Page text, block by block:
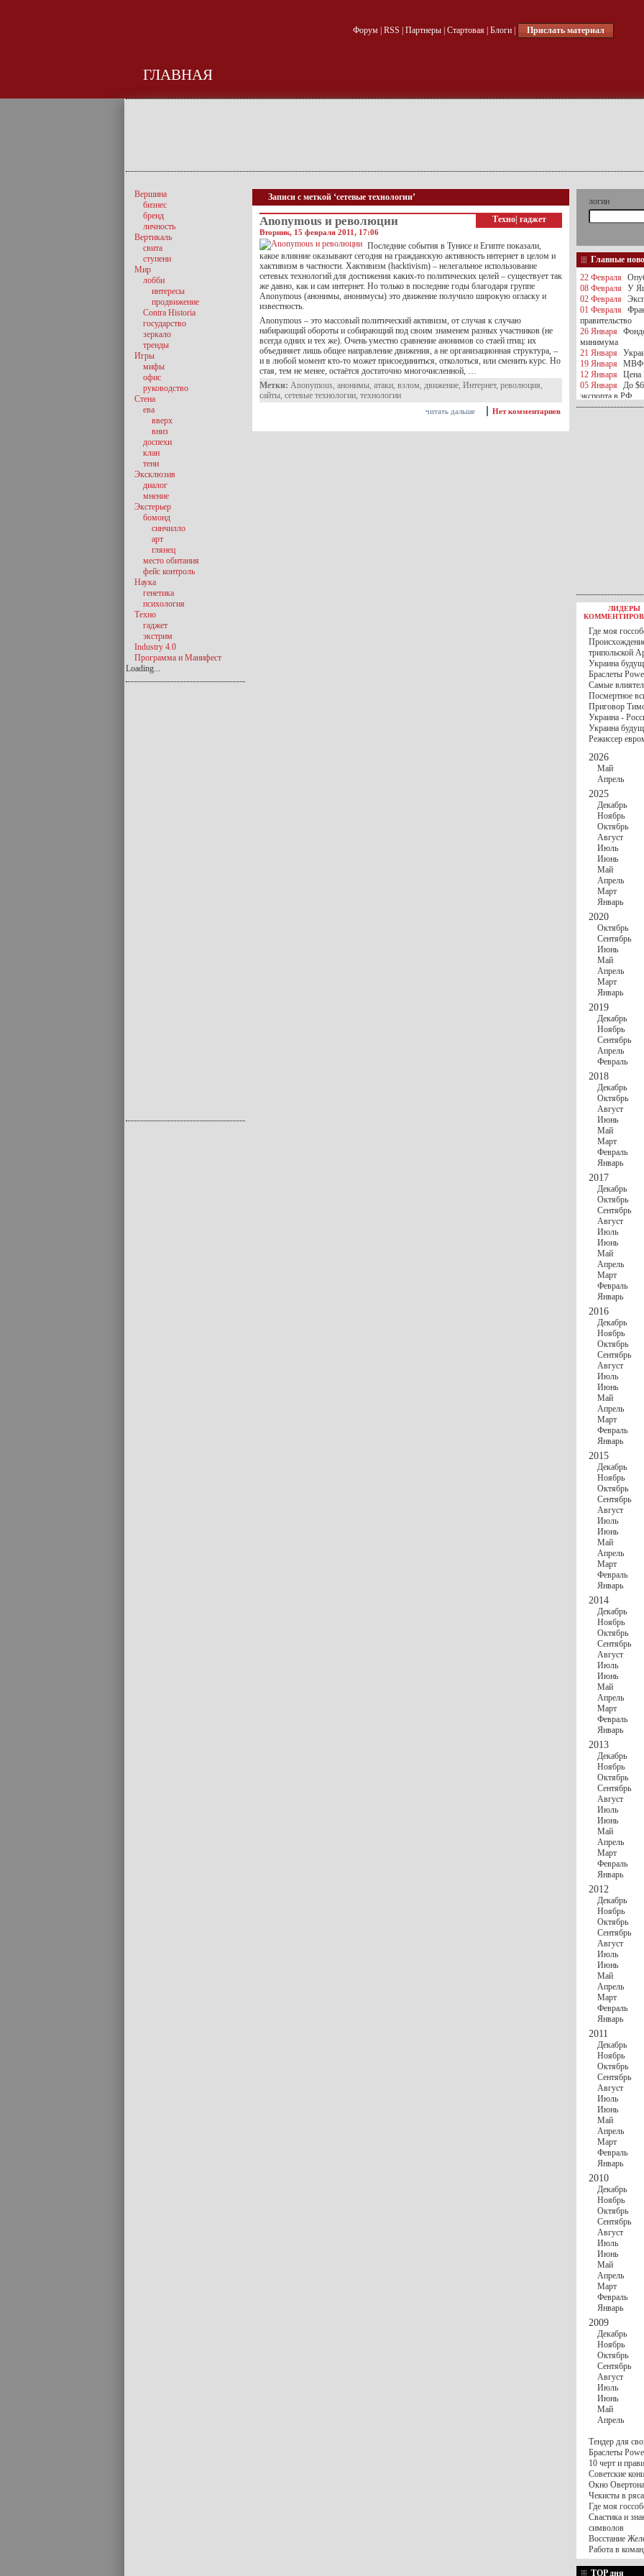
Форум| RSS Партнеры| Стартовая| Блоги| Прислать материал
ГЛАВНАЯ
Записи с меткой ‘сетевые технологии’
Техно| гаджет
Anonymous и революции
Вторник, 15 февраля 2011, 17:06
Последние события в Тунисе и Египте показали,
какое влияние оказывают сегодня на гражданскую активность интернет в целом и
хактивизм в частности. Хактивизм (hacktivism) – нелегальное использование
сетевых технологий для достижения каких-то политических целей – существует так
же давно, как и сам интернет. Но только в последние годы благодаря группе
Anonymous (анонимы, анонимусы) это движение получило широкую огласку и
известность.
Anonymous – это массовый политический активизм, от случая к случаю
набирающий обороты и собирающий под своим знаменем разных участников (не
всегда одних и тех же). Очень уместно сравнение анонимов со стаей птиц: их
объединяет лишь общее направление движения, а не организационная структура, –
и в любой момент кто-то может присоединиться, отколоться, или сменить курс. Но
стая, тем не менее, остаётся достаточно многочисленной, …
Метки: Anonymous, анонимы, атаки, взлом, движение, Интернет, революция,
сайты, сетевые технологии, технологии
Нет комментариев
читать дальше
Вершина
бизнес
бренд
личность
Вертикаль
свита
ступени
Мир
лобби
интересы
продвижение
Contra Historia
государство
зеркало
тренды
Игры
мифы
офис
руководство
Стена
ева
вверх
вниз
доспехи
клан
тени
Эксклюзив
диалог
мнение
Экстерьер
бомонд
синчилло
арт
глянец
место обитания
фейс контроль
Наука
генетика
психология
Техно
гаджет
экстрим
Industry 4.0
Программа и Манифест
Loading...
логин
Главные
22 Февраля
08 Февраля
У
02 Февраля
01 Февраля
правительство
26 Января
минимума
21 Января
19 Января
МВФ
12 Января
Цена
05 Января
До
экспорта в РФ
05 Января
Киев
30 Ноября С 1
30 Ноября
РФ
27 Ноября
ВВП
госбюджете
27 Ноября
Турции
17 Ноября
шестилетнего
16 Ноября
13 Ноября
10 Ноября
10 Ноября
особом статусе
03 Ноября
ЛИДЕРЫ
Где моя
трипольской
Украина
Браслеты
Самые
Посмертное
Приговор
Украина -
Украина
Режиссер
2026
Май
Апрель
2025
Декабрь
Ноябрь
Октябрь
Август
Июль
Июнь
Май
Апрель
Март
Январь
2020
Октябрь
Сентябрь
Июнь
Май
Апрель
Март
Январь
2019
Декабрь
Ноябрь
Сентябрь
Апрель
Февраль
2018
Декабрь
Октябрь
Август
Июнь
Май
Март
Февраль
Январь
2017
Декабрь
Октябрь
Сентябрь
Август
Июль
Июнь
Май
Апрель
Март
Февраль
Январь
2016
Декабрь
Ноябрь
Октябрь
Сентябрь
Август
Июль
Июнь
Май
Апрель
Март
Февраль
Январь
2015
Декабрь
Ноябрь
Октябрь
Сентябрь
Август
Июль
Июнь
Май
Апрель
Март
Февраль
Январь
2014
Декабрь
Ноябрь
Октябрь
Сентябрь
Август
Июль
Июнь
Май
Апрель
Март
Февраль
Январь
2013
Декабрь
Ноябрь
Октябрь
Сентябрь
Август
Июль
Июнь
Май
Апрель
Март
Февраль
Январь
2012
Декабрь
Ноябрь
Октябрь
Сентябрь
Август
Июль
Июнь
Май
Апрель
Март
Февраль
Январь
2011
Декабрь
Ноябрь
Октябрь
Сентябрь
Август
Июль
Июнь
Май
Апрель
Март
Февраль
Январь
2010
Декабрь
Ноябрь
Октябрь
Сентябрь
Август
Июль
Июнь
Май
Апрель
Март
Февраль
Январь
2009
Декабрь
Ноябрь
Октябрь
Сентябрь
Август
Июль
Июнь
Май
Апрель
Тендер для
Браслеты
10 черт и
Советские
Окно
Чекисты в
Где моя
Свастика и
символов
Восстание
Работа в
TOP дня